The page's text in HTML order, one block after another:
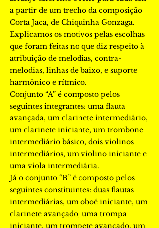
a partir de um trecho da composição
Corta Jaca, de Chiquinha Gonzaga.
Explicamos os motivos pelas escolhas
que foram feitas no que diz respeito à
atribuição de melodias, contra-
melodias, linhas de baixo, e suporte
harmônico e rítmico.
Conjunto “A” é composto pelos
seguintes integrantes: uma flauta
avançada, um clarinete intermediário,
um clarinete iniciante, um trombone
intermediário básico, dois violinos
intermediários, um violino iniciante e
uma viola intermediária.
Já o conjunto “B” é composto pelos
seguintes constituintes: duas flautas
intermediárias, um oboé iniciante, um
clarinete avançado, uma trompa
iniciante, um trompete avançado, um